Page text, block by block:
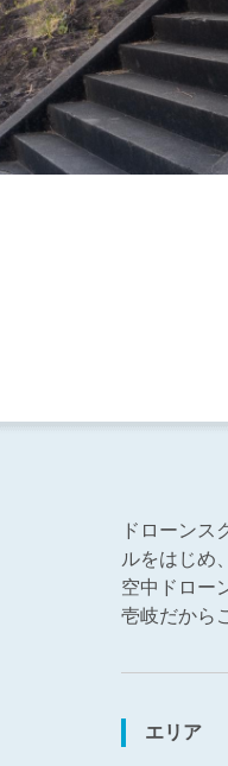
ドローンス
ルをはじめ
空中ドロー
壱岐だから
エリア